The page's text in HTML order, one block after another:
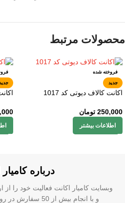
محصولات مرتبط
فروخته شده
جدید
اکانت کالاف دیوتی کد 1017
250,000 تومان
اطلاعات بیشتر
درباره
و با انجام بیش از 50